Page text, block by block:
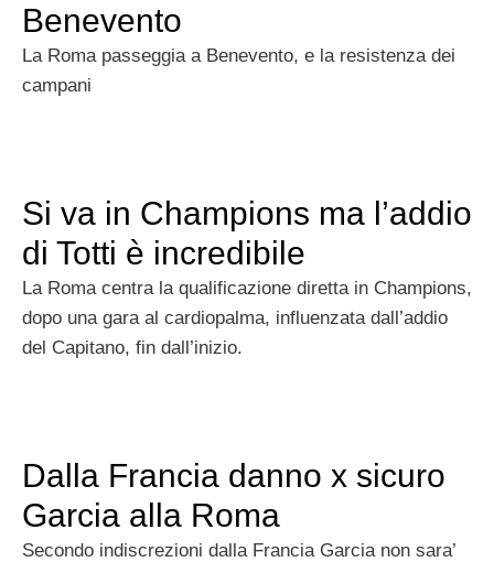
Benevento
La Roma passeggia a Benevento, e la resistenza dei
campani
Si va in Champions ma l’addio
di Totti è incredibile
La Roma centra la qualificazione diretta in Champions,
dopo una gara al cardiopalma, influenzata dall’addio
del Capitano, fin dall’inizio.
Dalla Francia danno x sicuro
Garcia alla Roma
Secondo indiscrezioni dalla Francia Garcia non sara’